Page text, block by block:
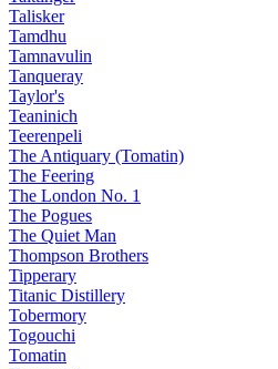
Talisker
Tamdhu
Tamnavulin
Tanqueray
Taylor's
Teaninich
Teerenpeli
The Antiquary (Tomatin)
The Feering
The London No. 1
The Pogues
The Quiet Man
Thompson Brothers
Tipperary
Titanic Distillery
Tobermory
Togouchi
Tomatin